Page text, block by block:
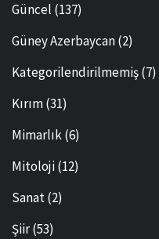
Güncel (137)
Güney Azerbaycan(2)
Kategorilendirilmemiş(7)
Kırım(31)
Mimarlık(6)
Mitoloji(12)
Sanat(2)
Şiir(53)